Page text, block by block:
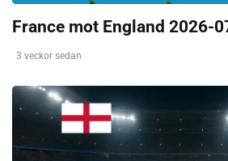
France mot England 2026-
3 veckor sedan